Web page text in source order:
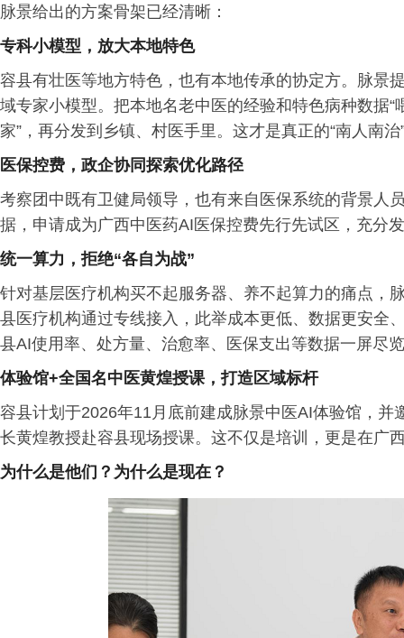
脉景给出的方案骨架已经清晰：
专科小模型，放大本地特色
容县有壮医等地方特色，也有本地传承的协定方。脉景
域专家小模型。把本地名老中医的经验和特色病种数据“
家”，再分发到乡镇、村医手里。这才是真正的“南人南治
医保控费，政企协同探索优化路径
考察团中既有卫健局领导，也有来自医保系统的背景人
据，申请成为广西中医药AI医保控费先行先试区，充分
统一算力，拒绝“各自为战”
针对基层医疗机构买不起服务器、养不起算力的痛点，
县医疗机构通过专线接入，此举成本更低、数据更安
县AI使用率、处方量、治愈率、医保支出等数据一屏尽
体验馆+全国名中医黄煌授课，打造区域标杆
容县计划于2026年11月底前建成脉景中医AI体验馆，
长黄煌教授赴容县现场授课。这不仅是培训，更是在广
为什么是他们？为什么是现在？